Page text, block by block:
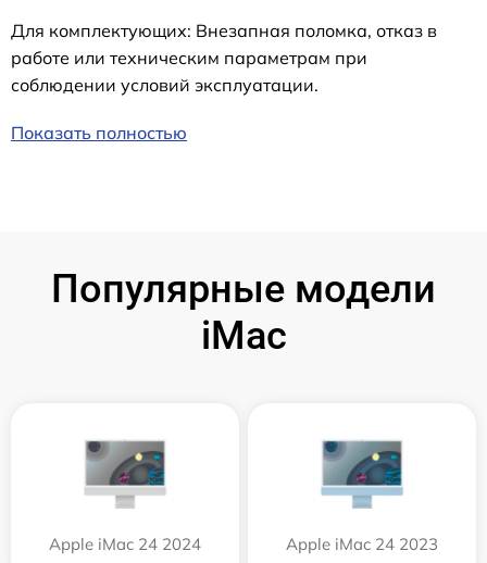
Для комплектующих: Внезапная поломка, отказ в
работе или техническим параметрам при
соблюдении условий эксплуатации.
Показать полностью
Популярные модели
iMac
Apple iMac 24 2024 Apple iMac 24 2023